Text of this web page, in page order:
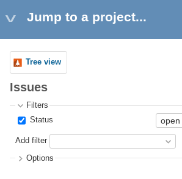
Jump to a project...
Tree view
Issues
Filters
Status
Add filter
Options